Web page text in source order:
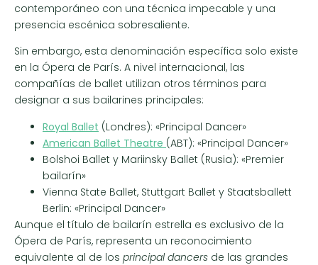
contemporáneo con una técnica impecable y una
presencia escénica sobresaliente.
Sin embargo, esta denominación específica solo existe
en la Ópera de París. A nivel internacional, las
compañías de ballet utilizan otros términos para
designar a sus bailarines principales:
Royal Ballet (Londres): «Principal Dancer»
American Ballet Theatre (ABT): «Principal Dancer»
Bolshoi Ballet y Mariinsky Ballet (Rusia): «Premier
bailarín»
Vienna State Ballet, Stuttgart Ballet y Staatsballett
Berlin: «Principal Dancer»
Aunque el título de bailarín estrella es exclusivo de la
Ópera de París, representa un reconocimiento
equivalente al de los principal dancers de las grandes